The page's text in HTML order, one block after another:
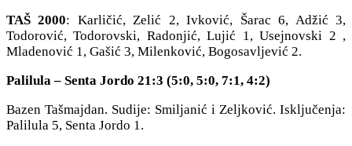
TAŠ 2000: Karličić, Zelić 2, Ivković, Šarac 6, Adžić 3,
Todorović, Todorovski, Radonjić, Lujić 1, Usejnovski 2 ,
Mladenović 1, Gašić 3, Milenković, Bogosavljević 2.
Palilula – Senta Jordo 21:3 (5:0, 5:0, 7:1, 4:2)
Bazen Tašmajdan. Sudije: Smiljanić i Zeljković. Isključenja:
Palilula 5, Senta Jordo 1.